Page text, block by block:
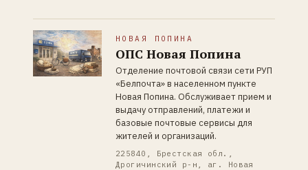
НОВАЯ ПОПИНА
ОПС Новая Попина
Отделение почтовой связи сети РУП
«Белпочта» в населенном пункте
Новая Попина. Обслуживает прием и
выдачу отправлений, платежи и
базовые почтовые сервисы для
жителей и организаций.
225840, Брестская обл.,
Дрогичинский р-н, аг. Новая